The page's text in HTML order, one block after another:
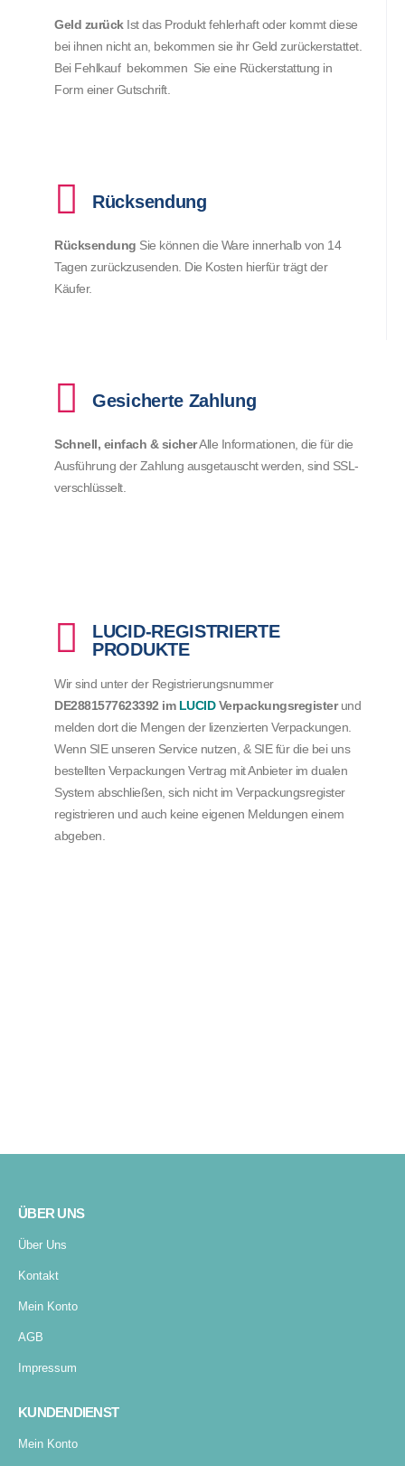
Geld zurückIst das Produkt fehlerhaft oder kommt diese
bei ihnen nicht an, bekommen sie ihr Geld zurückerstattet.
Bei Fehlkauf bekommen Sie eine Rückerstattung in
Form einer Gutschrift.
Rücksendung
Rücksendung Sie können die Ware innerhalb von 14
Tagen zurückzusenden. Die Kosten hierfür trägt der
Käufer.
Gesicherte Zahlung
Schnell, einfach & sicherAlle Informationen, die für die
Ausführung der Zahlung ausgetauscht werden, sind SSL-
verschlüsselt.
LUCID-REGISTRIERTE
PRODUKTE
Wir sind unter der Registrierungsnummer
DE2881577623392 im LUCIDVerpackungsregisterund
melden dort die Mengen der lizenzierten Verpackungen.
Wenn SIE unseren Service nutzen, & SIE für die bei uns
bestellten Verpackungen Vertrag mit Anbieter im dualen
System abschließen, sich nicht im Verpackungsregister
registrieren und auch keine eigenen Meldungen einem
abgeben.
ÜBER UNS
Über Uns
Kontakt
Mein Konto
AGB
Impressum
KUNDENDIENST
Mein Konto